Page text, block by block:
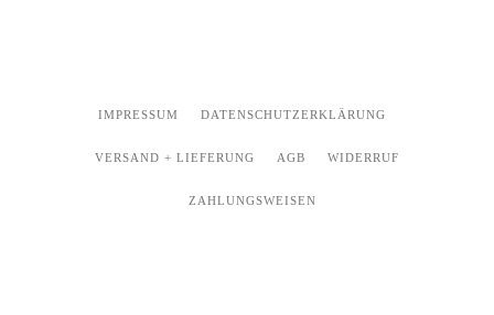
IMPRESSUM DATENSCHUTZERKLÄRUNG
VERSAND + LIEFERUNG AGB WIDERRUF
ZAHLUNGSWEISEN